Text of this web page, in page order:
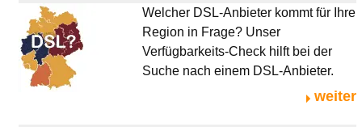
Welcher DSL-Anbieter kommt für Ihre
Region in Frage? Unser
Verfügbarkeits-Check hilft bei der
Suche nach einem DSL-Anbieter.
weiter